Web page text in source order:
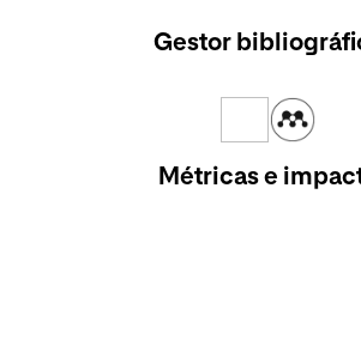
Gestor
Métricas e